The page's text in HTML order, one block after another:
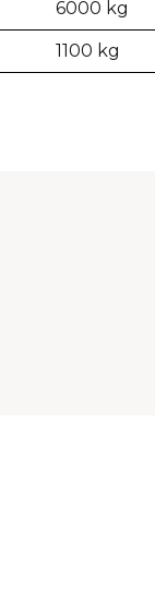
6000 kg
1100 kg